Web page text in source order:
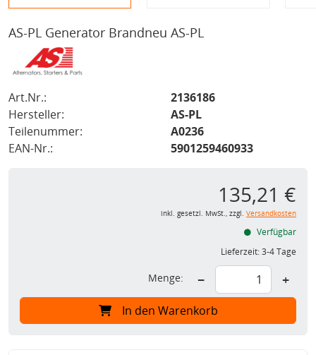
AS-PL Generator Brandneu AS-PL
Art.Nr.:
2136186
Hersteller:
AS-PL
Teilenummer:
A0236
EAN-Nr.:
5901259460933
135,21 €
inkl. gesetzl. MwSt., zzgl. Versandkosten
Verfügbar
Lieferzeit:3-4 Tage
Menge: − +
In den Warenkorb